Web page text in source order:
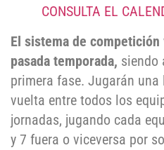
CONSULTA EL
El sistema de
pasada temporada, siendo
primera fase. Jugarán
vuelta entre todos los
jornadas, jugando cada
y 7 fuera o viceversa por